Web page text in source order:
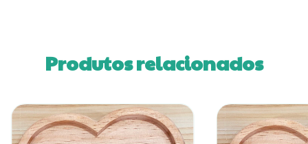
Produtos relacionados